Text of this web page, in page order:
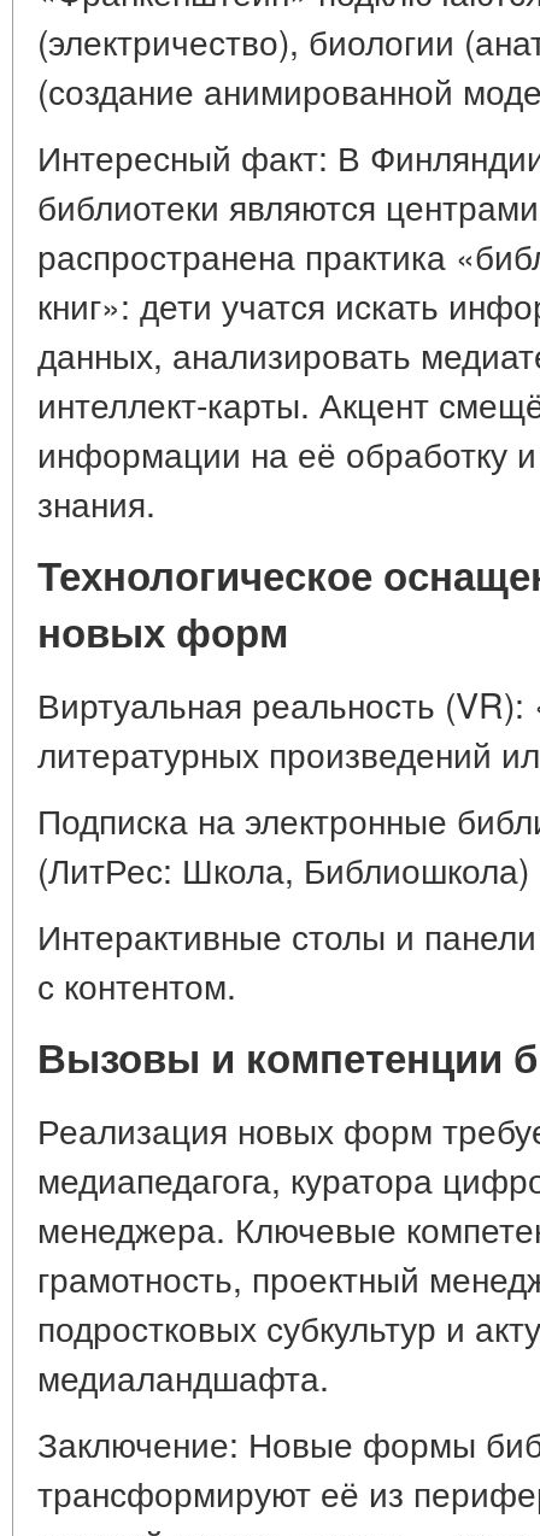
(электричество), биологии
(создание анимированной
Интересный факт: В
библиотеки являются
распространена практика
книг»: дети учатся искать
данных, анализировать
интеллект-карты. Акцент
информации на её обработку
знания.
Технологическое
новых форм
Виртуальная реальность
литературных произведений
Подписка на электронные
(ЛитРес: Школа, Библиошкола)
Интерактивные столы и
с контентом.
Вызовы и компетенции
Реализация новых форм
медиапедагога, куратора
менеджера. Ключевые
грамотность, проектный
подростковых субкультур и
медиаландшафта.
Заключение: Новые формы
трансформируют её из